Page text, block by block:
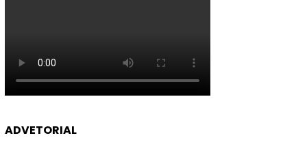
ADVETORIAL